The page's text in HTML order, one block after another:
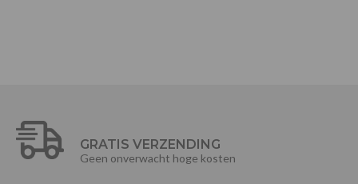
GRATIS VERZENDING
Geen onverwacht hoge kosten